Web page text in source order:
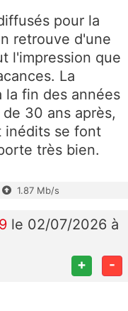
pour la
retrouve d'une
l'impression que
La
la fin des années
30 ans après,
inédits se font
très bien.
1.87 Mb/s
le 02/07/2026 à
+ -